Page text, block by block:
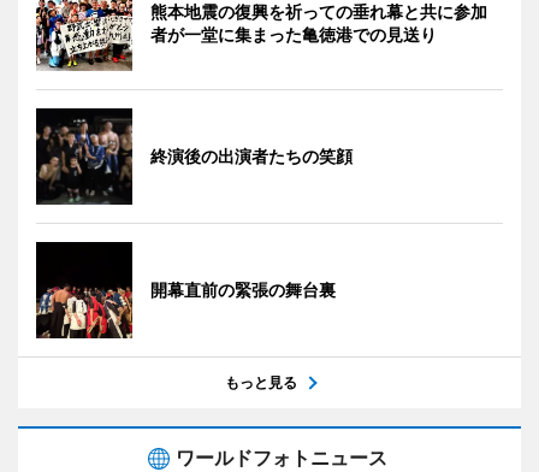
熊本地震の復興を祈っての垂れ幕と共に参加
者が一堂に集まった亀徳港での見送り
終演後の出演者たちの笑顔
開幕直前の緊張の舞台裏
もっと見る
ワールドフォトニュース